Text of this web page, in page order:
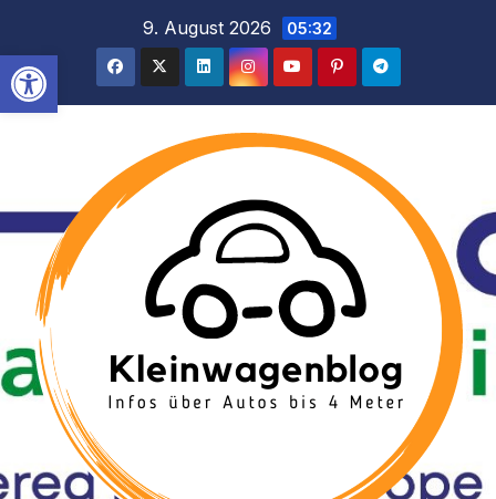
Werkzeugleiste öffnen
springen
9. August 2026 05:32